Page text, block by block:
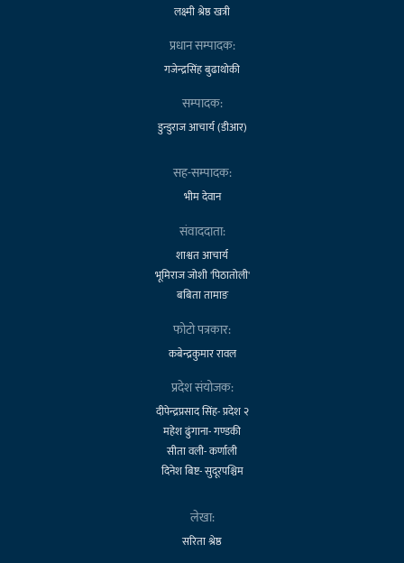
लक्ष्मी श्रेष्ठ खत्री
प्रधान सम्पादक:
गजेन्द्रसिंह बुढाथोकी
सम्पादक:
डुन्डुराज आचार्य (डीआर)
सह-सम्पादक:
भीम देवान
संवाददाता:
शाश्वत आचार्य
भूमिराज जोशी 'पिठातोली'
बबिता तामाङ
फोटो पत्रकार:
कबेन्द्रकुमार रावल
प्रदेश संयोजक:
दीपेन्द्रप्रसाद सिंह- प्रदेश २
महेश ढुंगाना- गण्डकी
सीता वली- कर्णाली
दिनेश बिष्ट- सुदूरपश्चिम
लेखा:
सरिता श्रेष्ठ